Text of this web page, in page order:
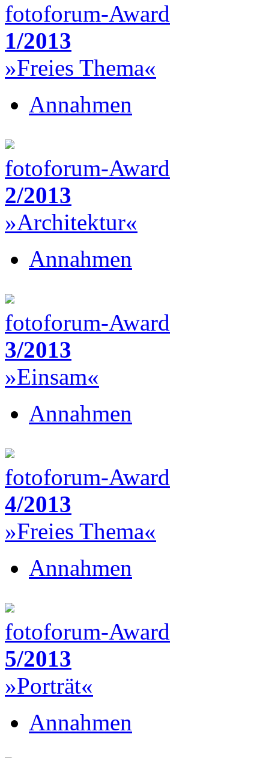
fotoforum-Award
1/2013
»Freies Thema«
Annahmen
fotoforum-Award
2/2013
»Architektur«
Annahmen
fotoforum-Award
3/2013
»Einsam«
Annahmen
fotoforum-Award
4/2013
»Freies Thema«
Annahmen
fotoforum-Award
5/2013
»Porträt«
Annahmen